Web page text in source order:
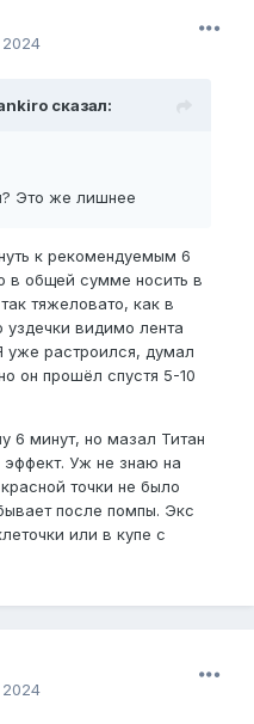
2024
сказал:
Это же лишнее
к рекомендуемым 6
в общей сумме носить в
тяжеловато, как в
уздечки видимо лента
уже растроился, думал
он прошёл спустя 5-10
6 минут, но мазал Титан
Уж не знаю на
точки не было
после помпы. Экс
или в купе с
2024